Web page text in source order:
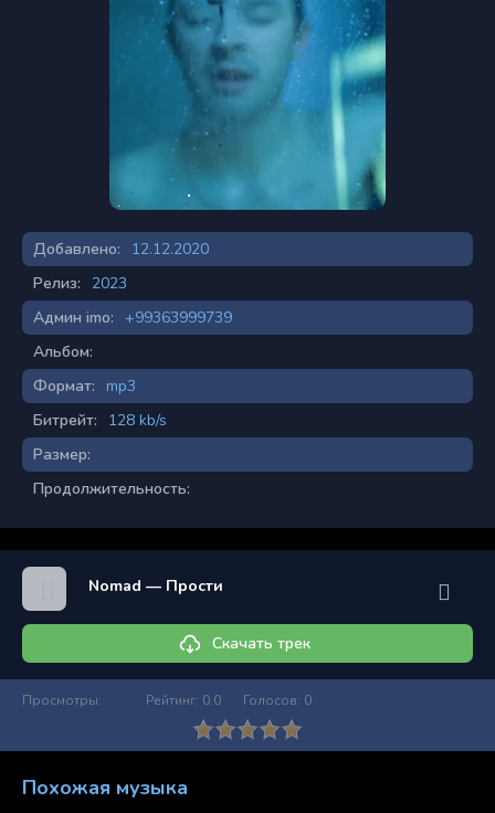
Добавлено:
12.12.2020
Релиз:
2023
Админ imo:
+99363999739
Альбом:
Формат:
mp3
Битрейт:
128 kb/s
Размер:
Продолжительность:
Nomad — Прости
Скачать трек
Просмотры: Рейтинг: 0.0 Голосов: 0
Похожая музыка